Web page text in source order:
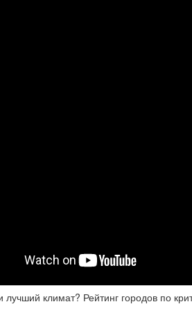
лучший климат? Рейтинг городов по